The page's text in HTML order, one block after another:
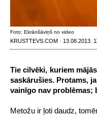
Foto: Ekrānšāviņš no video
KRUSTTEVS.COM · 13.08.2013.
Tie cilvēki, kuriem
saskārušies. Protams,
vainīgo nav problēmas;
Metožu ir ļoti daudz,